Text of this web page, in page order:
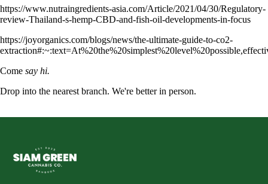
https://www.nutraingredients-asia.com/Article/2021/04/30/Regulatory-
review-Thailand-s-hemp-CBD-and-fish-oil-developments-in-focus
https://joyorganics.com/blogs/news/the-ultimate-guide-to-co2-
Come say hi.
Drop into the nearest branch. We're better in person.